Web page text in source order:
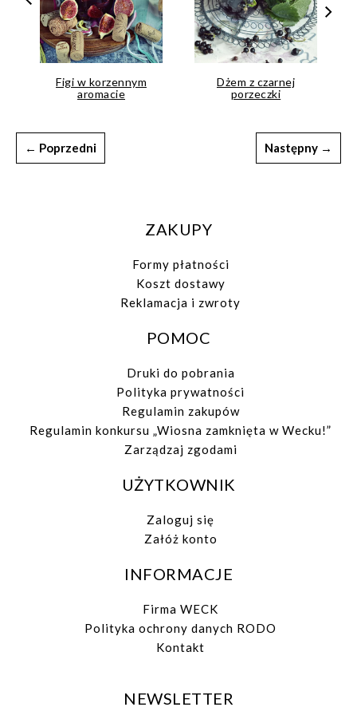
Figi w korzennym
aromacie
Dżem z czarnej
porzeczki
← Poprzedni Następny →
ZAKUPY
Formy płatności
Koszt dostawy
Reklamacja i zwroty
POMOC
Druki do pobrania
Polityka prywatności
Regulamin zakupów
Regulamin konkursu „Wiosna zamknięta w Wecku!”
Zarządzaj zgodami
UŻYTKOWNIK
Zaloguj się
Załóż konto
INFORMACJE
Firma WECK
Polityka ochrony danych RODO
Kontakt
NEWSLETTER